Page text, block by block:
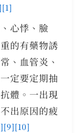
[1]
心悸、臉
的有藥物誘
、血管炎、
定要定期抽
體。一出現
出原因的疲
[9][10]